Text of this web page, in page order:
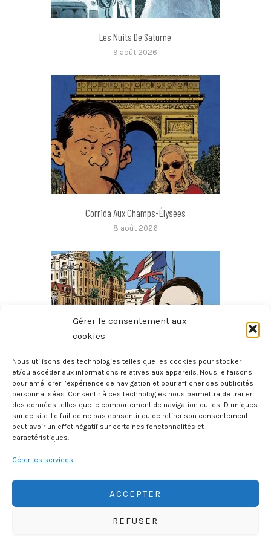
Gérer le consentement aux
cookies
Nous utilisons des technologies telles que les cookies pour stocker
et/ou accéder aux informations relatives aux appareils. Nous le faisons
pour améliorer l’expérience de navigation et pour afficher des publicités
personnalisées. Consentir à ces technologies nous permettra de traiter
des données telles que le comportement de navigation ou les ID uniques
sur ce site. Le fait de ne pas consentir ou de retirer son consentement
peut avoir un effet négatif sur certaines fonctonnalités et
caractéristiques.
Gérer les services
ACCEPTER
REFUSER
Les Nuits De Saturne
9 août 2026
Corrida Aux Champs-Élysées
8 août 2026
L’homme Au Sang Bleu
8 août 2026